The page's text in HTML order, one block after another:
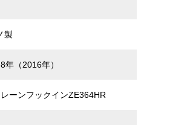
製
年（2016年）
ーンフックインZE364HR